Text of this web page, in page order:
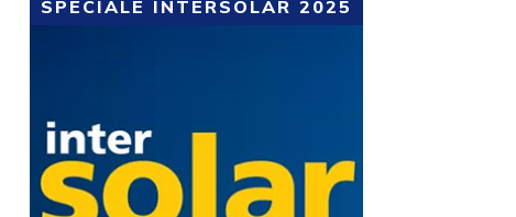
SPECIALE INTERSOLAR 2025